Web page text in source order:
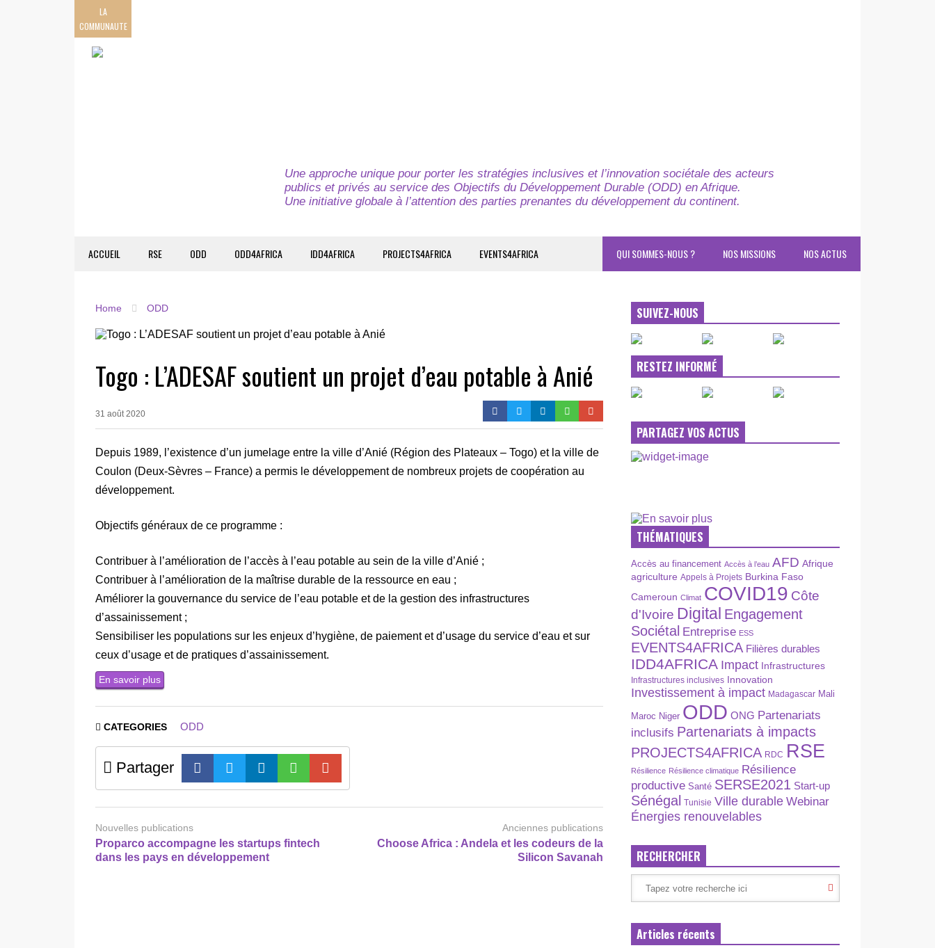
LA
COMMUNAUTE
Une approche unique pour porter les stratégies inclusives et l’innovation sociétale des acteurs
publics et privés au service des Objectifs du Développement Durable (ODD) en Afrique.
Une initiative globale à l’attention des parties prenantes du développement du continent.
ACCUEIL RSE ODD ODD4AFRICA IDD4AFRICA PROJECTS4AFRICA EVENTS4AFRICA NOS ACTUS
NOS MISSIONS
QUI SOMMES-NOUS ?
Home ODD
Togo : L’ADESAF soutient un projet d’eau potable à Anié
31 août 2020
Depuis 1989, l’existence d’un jumelage entre la ville d’Anié (Région des Plateaux – Togo) et la ville de
Coulon (Deux-Sèvres – France) a permis le développement de nombreux projets de coopération au
développement.
Objectifs généraux de ce programme :
Contribuer à l’amélioration de l’accès à l’eau potable au sein de la ville d’Anié ;
Contribuer à l’amélioration de la maîtrise durable de la ressource en eau ;
Améliorer la gouvernance du service de l’eau potable et de la gestion des infrastructures
d’assainissement ;
Sensibiliser les populations sur les enjeux d’hygiène, de paiement et d’usage du service d’eau et sur
ceux d’usage et de pratiques d’assainissement.
En savoir plus
CATEGORIES ODD
Partager
Nouvelles publications
Proparco accompagne les startups fintech
dans les pays en développement
Anciennes publications
Choose Africa : Andela et les codeurs de la
Silicon Savanah
SUIVEZ-NOUS
RESTEZ INFORMÉ
PARTAGEZ VOS ACTUS
THÉMATIQUES
Accès au financement Accès à l’eau AFD Afrique
agriculture Appels à Projets Burkina Faso
Cameroun Climat COVID19 Côte
d'Ivoire Digital Engagement
Sociétal Entreprise ESS
EVENTS4AFRICA Filières durables
IDD4AFRICA Impact Infrastructures
Infrastructures inclusives Innovation
Investissement à impact Madagascar Mali
Maroc Niger ODD ONG Partenariats
inclusifs Partenariats à impacts
PROJECTS4AFRICA RDC RSE
Résilience Résilience climatique Résilience
productive Santé SERSE2021 Start-up
Sénégal Tunisie Ville durable Webinar
Énergies renouvelables
RECHERCHER
Articles récents